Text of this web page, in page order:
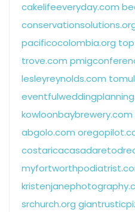
cakelifeeveryday.com
pacificocolombia.org
trove.com
lesleyreynolds.com
kowloonbaybrewery.com
abgolo.com
srchurch.org